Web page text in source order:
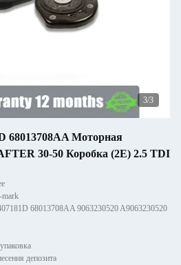
3/3
68013708AA Моторная
30-50 Коробка (2E) 2.5 TDI
mark
68013708AA 9063230520 A9063230520
депозита